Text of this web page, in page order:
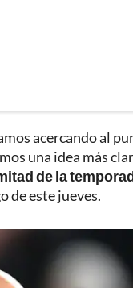
acercando al
una idea más
de la
de este jueves.